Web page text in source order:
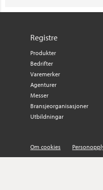
Registre
Produkter
Bedrifter
Varemerker
Agenturer
Messer
Bransjeorganisasjoner
Utbildningar
Om cookies